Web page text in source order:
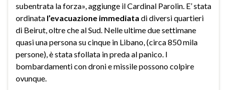
subentrata la forza», aggiunge il Cardinal Parolin. E’ stata
ordinata l’evacuazione immediata di diversi quartieri
di Beirut, oltre che al Sud. Nelle ultime due settimane
quasi una persona su cinque in Libano, (circa 850 mila
persone), è stata sfollata in preda al panico. I
bombardamenti con droni e missile possono colpire
ovunque.